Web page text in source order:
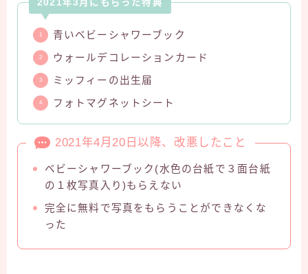
2021年3月にもらった特典
青いベビーシャワーブック
ウォールデコレーションカード
ミッフィーの出生届
フォトマグネットシート
2021年4月20日以降、改悪したこと
ベビーシャワーブック(水色の台紙で３面台紙
の１枚写真入り)もらえない
完全に無料で写真をもらうことができなくな
った